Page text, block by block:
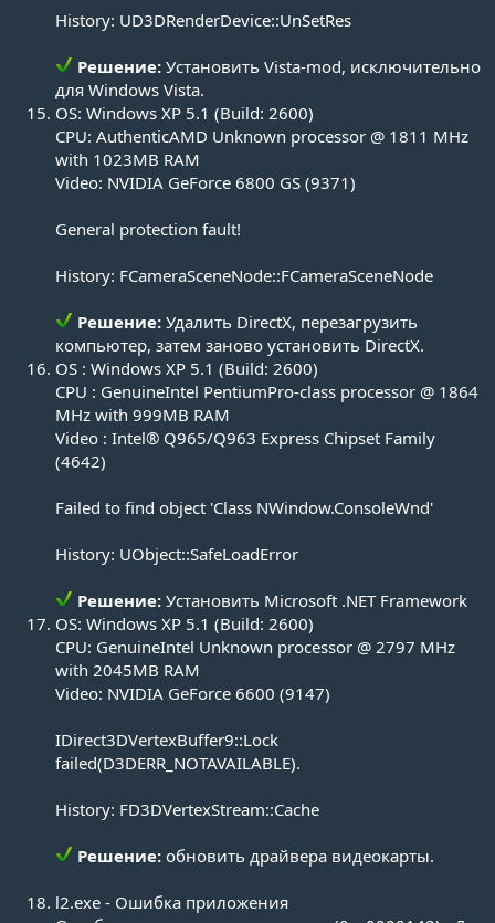
History: UD3DRenderDevice::UnSetRes
Решение: Установить Vista-mod, исключительно
для Windows Vista.​
OS: Windows XP 5.1 (Build: 2600)
CPU: AuthenticAMD Unknown processor @ 1811 MHz
with 1023MB RAM
Video: NVIDIA GeForce 6800 GS (9371)
General protection fault!
History: FCameraSceneNode::FCameraSceneNode
Решение: Удалить DirectX, перезагрузить
компьютер, затем заново установить DirectX.​
OS : Windows XP 5.1 (Build: 2600)
CPU : GenuineIntel PentiumPro-class processor @ 1864
MHz with 999MB RAM
Video : Intel® Q965/Q963 Express Chipset Family
(4642)
Failed to find object 'Class NWindow.ConsoleWnd'
History: UObject::SafeLoadError
Решение: Установить Microsoft .NET Framework
OS: Windows XP 5.1 (Build: 2600)
CPU: GenuineIntel Unknown processor @ 2797 MHz
with 2045MB RAM
Video: NVIDIA GeForce 6600 (9147)
IDirect3DVertexBuffer9::Lock
failed(D3DERR_NOTAVAILABLE).
History: FD3DVertexStream::Cache
Решение: обновить драйвера видеокарты.​
l2.exe - Ошибка приложения